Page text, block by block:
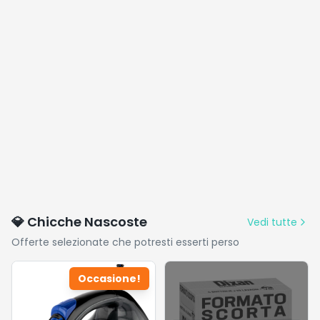
💎 Chicche Nascoste
Vedi tutte
Offerte selezionate che potresti esserti perso
Occasione!